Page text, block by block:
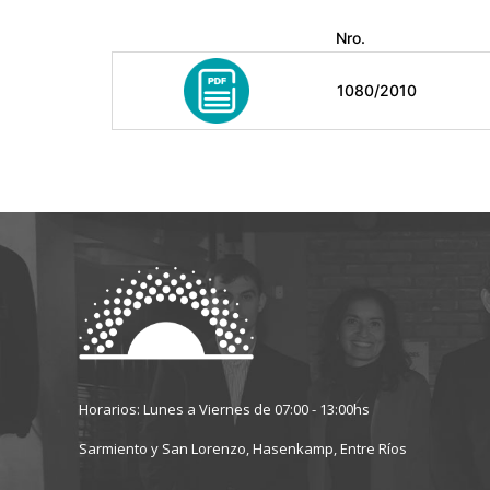
Nro.
1080/2010
Horarios: Lunes a Viernes de 07:00 - 13:00hs
Sarmiento y San Lorenzo, Hasenkamp, Entre Ríos